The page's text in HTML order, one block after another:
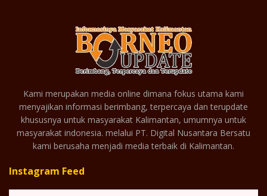
Kami merupakan media online dimana fokus utama kami
menyajikan informasi berimbang, terpercaya dan terupdate
khususnya untuk masyarakat Kalimantan, umumnya untuk
masyarakat indonesia. melalui PT. Digital Nusantara Bersatu
kami berusaha menjadi media terbaik di Kalimantan.
Instagram Feed